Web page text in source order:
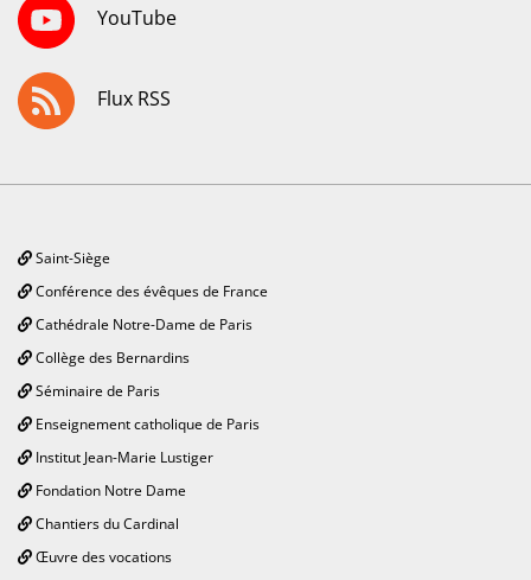
YouTube
Flux RSS
Saint-Siège
Conférence des évêques de France
Cathédrale Notre-Dame de Paris
Collège des Bernardins
Séminaire de Paris
Enseignement catholique de Paris
Institut Jean-Marie Lustiger
Fondation Notre Dame
Chantiers du Cardinal
Œuvre des vocations